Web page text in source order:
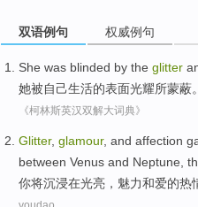
双语例句 权威例句
She was blinded by the glitter
她被自己生活的表面光耀所蒙蔽。
《柯林斯英汉双解大词典》
Glitter, glamour, and affection
between Venus and Neptune ,
你将沉浸在光亮， 魅力和爱的热